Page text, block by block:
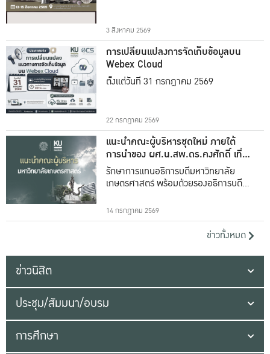
3 สิงหาคม 2569
การเปลี่ยนแปลงการจัดเก็บข้อมูลบน
Webex Cloud
ตั้งแต่วันที่ 31 กรกฎาคม 2569
22 กรกฎาคม 2569
แนะนำคณะผู้บริหารชุดใหม่ ภายใต้
การนำของ ผศ.น.สพ.ดร.คงศักดิ์ เที่ยง
ธรรม
รักษาการแทนอธิการบดีมหาวิทยาลัย
เกษตรศาสตร์ พร้อมด้วยรองอธิการบดีทั้ง
14 กรกฎาคม 2569
ข่าวทั้งหมด
ข่าวนิสิต
ประชุม/สัมมนา/อบรม
การศึกษา